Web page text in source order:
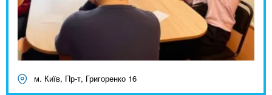
м. Київ, Пр-т, Григоренко 16